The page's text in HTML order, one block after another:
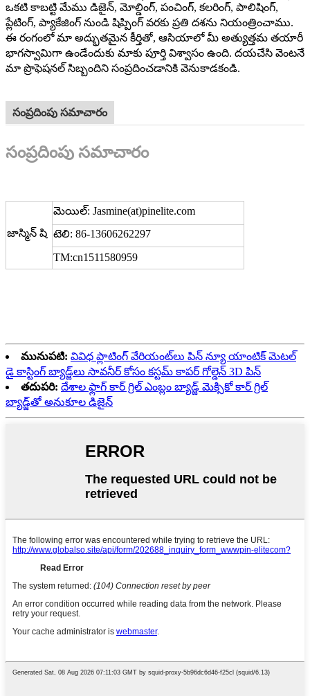
ఒకటి కాబట్టి మేము డిజైన్, మోల్డింగ్, పంచింగ్, కలరింగ్, పాలిషింగ్,
ప్లేటింగ్, ప్యాకేజింగ్ నుండి షిప్పింగ్ వరకు ప్రతి దశను నియంత్రించాము.
ఈ రంగంలో మా అద్భుతమైన కీర్తితో, ఆసియాలో మీ అత్యుత్తమ తయారీ
భాగస్వామిగా ఉండేందుకు మాకు పూర్తి విశ్వాసం ఉంది. దయచేసి వెంటనే
మా ప్రొఫెషనల్ సిబ్బందిని సంప్రదించడానికి వెనుకాడకండి.
సంప్రదింపు సమాచారం
సంప్రదింపు సమాచారం
జాస్మిన్ షి
మెయిల్: Jasmine(at)pinelite.com
టెలి: 86-13606262297
TM:cn1511580959
మునుపటి: వివిధ ప్లాటింగ్ వేరియంట్‌లు పిన్ న్యూ యాంటిక్ మెటల్
డై కాస్టింగ్ బ్యాడ్జ్‌లు సావనీర్ కోసం కస్టమ్ కాపర్ గోల్డెన్ 3D పిన్
తదుపరి: దేశాల ఫ్లాగ్ కార్ గ్రిల్ ఎంబ్లం బ్యాడ్జ్ మెక్సికో కార్ గ్రిల్
బ్యాడ్జ్‌తో అనుకూల డిజైన్